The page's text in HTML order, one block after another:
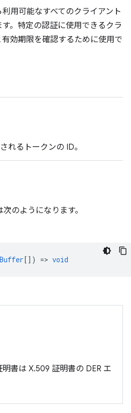
用可能なすべてのクライアント
。特定の認証に使用できるクラ
効期限を確認するために使用で
れるトークンの ID。
のようになります。
[]) => void
書は X.509 証明書の DER エ